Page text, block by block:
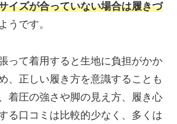
イズが合っていない場合は履きづ
ようです。
って着用すると生地に負担がかか
、正しい履き方を意識することも
着圧の強さや脚の見え方、履き心
る口コミは比較的少なく、多くは